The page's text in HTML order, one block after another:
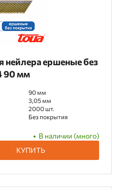
нейлера ершеные без
90 мм
90 мм
3,05 мм
2000 шт.
Без покрытия
В наличии (много)
КУПИТЬ